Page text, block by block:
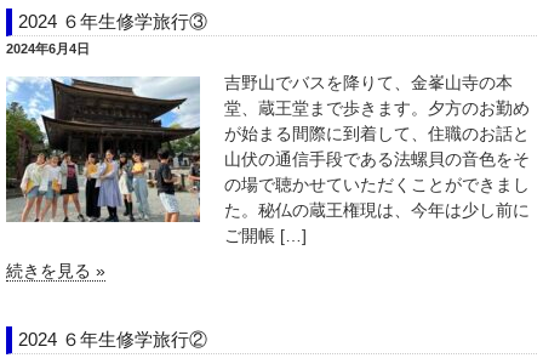
2024 ６年生修学旅行③
2024年6月4日
吉野山でバスを降りて、金峯山寺の本
堂、蔵王堂まで歩きます。夕方のお勤め
が始まる間際に到着して、住職のお話と
山伏の通信手段である法螺貝の音色をそ
の場で聴かせていただくことができまし
た。秘仏の蔵王権現は、今年は少し前に
ご開帳 […]
続きを見る »
2024 ６年生修学旅行②